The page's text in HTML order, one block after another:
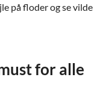
på floder og se vilde
for alle